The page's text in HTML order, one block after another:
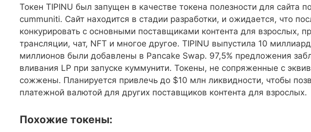
Токен TIPINU был запущен в качестве токена полезности для сайта
cummuniti. Сайт находится в стадии разработки, и ожидается, что
конкурировать с основными поставщиками контента для взрослых,
трансляции, чат, NFT и многое другое. TIPINU выпустила 10
миллионов были добавлены в Pancake Swap. 97,5% предложения
вливания LP при запуске куммунити. Токены, не сопряженные с
сожжены. Планируется привлечь до $10 млн ликвидности, чтобы
платежной валютой для других поставщиков контента для взрослых.
Похожие токены: